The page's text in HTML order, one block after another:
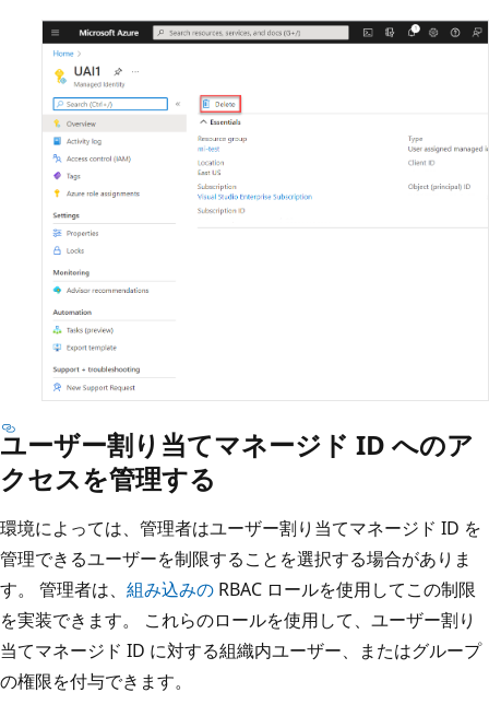
ユーザー割り当てマネージド ID へのア
クセスを管理する
環境によっては、管理者はユーザー割り当てマネージド ID を
管理できるユーザーを制限することを選択する場合がありま
す。 管理者は、 組み込みの RBAC ロールを使用してこの制限
を実装できます。 これらのロールを使用して、ユーザー割り
当てマネージド ID に対する組織内ユーザー、またはグループ
の権限を付与できます。